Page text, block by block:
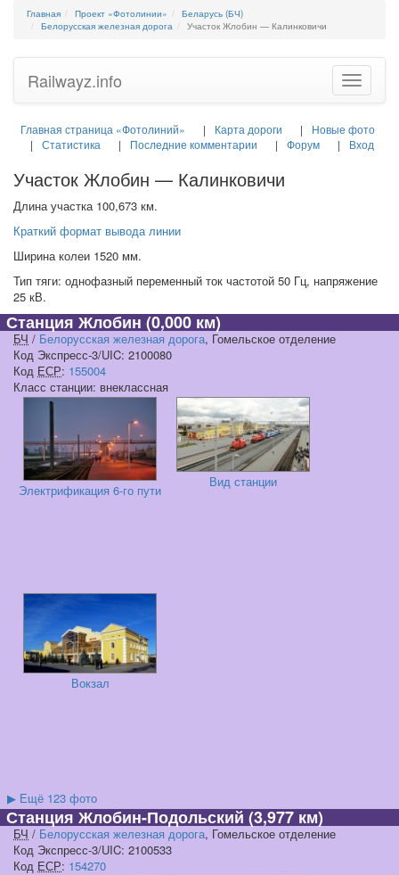
Главная Проект «Фотолинии»
Беларусь (БЧ)
Белорусская железная дорога
Участок Жлобин — Калинковичи
Toggle
Railwayz.info
Главная страница «Фотолиний» Карта дороги
Новые фото
Статистика
Последние комментарии Форум Вход
Участок Жлобин — Калинковичи
Длина участка 100,673 км.
Краткий формат вывода линии
Ширина колеи 1520 мм.
Тип тяги: однофазный переменный ток частотой 50 Гц, напряжение
25 кВ.
Станция Жлобин(0,000 км)
БЧ / Белорусская железная дорога, Гомельское отделение
Код Экспресс-3/UIC: 2100080
Код ЕСР: 155004
Класс станции: внеклассная
Электрификация 6-го пути
Вид станции
Вокзал
▶ Ещё 123 фото
Станция Жлобин-Подольский(3,977 км)
БЧ / Белорусская железная дорога, Гомельское отделение
Код Экспресс-3/UIC: 2100533
Код ЕСР: 154270